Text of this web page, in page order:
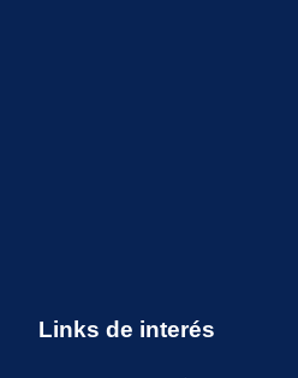
Links de interés